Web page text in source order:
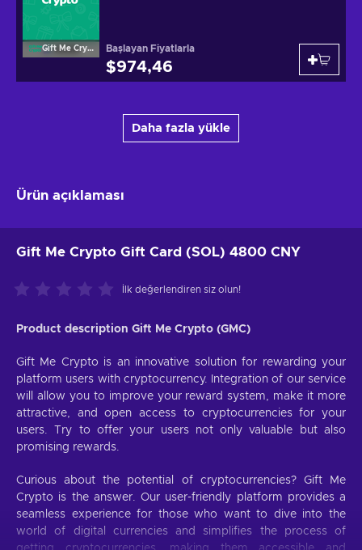
Gift Me Crypto Başlayan Fiyatlarla
$974,46
Daha fazla yükle
Ürün açıklaması
Gift Me Crypto Gift Card (SOL) 4800 CNY
İlk değerlendiren siz olun!
Product description Gift Me Crypto (GMC)
Gift Me Crypto is an innovative solution for rewarding your
platform users with cryptocurrency. Integration of our service
will allow you to improve your reward system, make it more
attractive, and open access to cryptocurrencies for your
users. Try to offer your users not only valuable but also
promising rewards.
Curious about the potential of cryptocurrencies? Gift Me
Crypto is the answer. Our user-friendly platform provides a
seamless experience for those who want to dive into the
world of digital currencies and simplifies the process of